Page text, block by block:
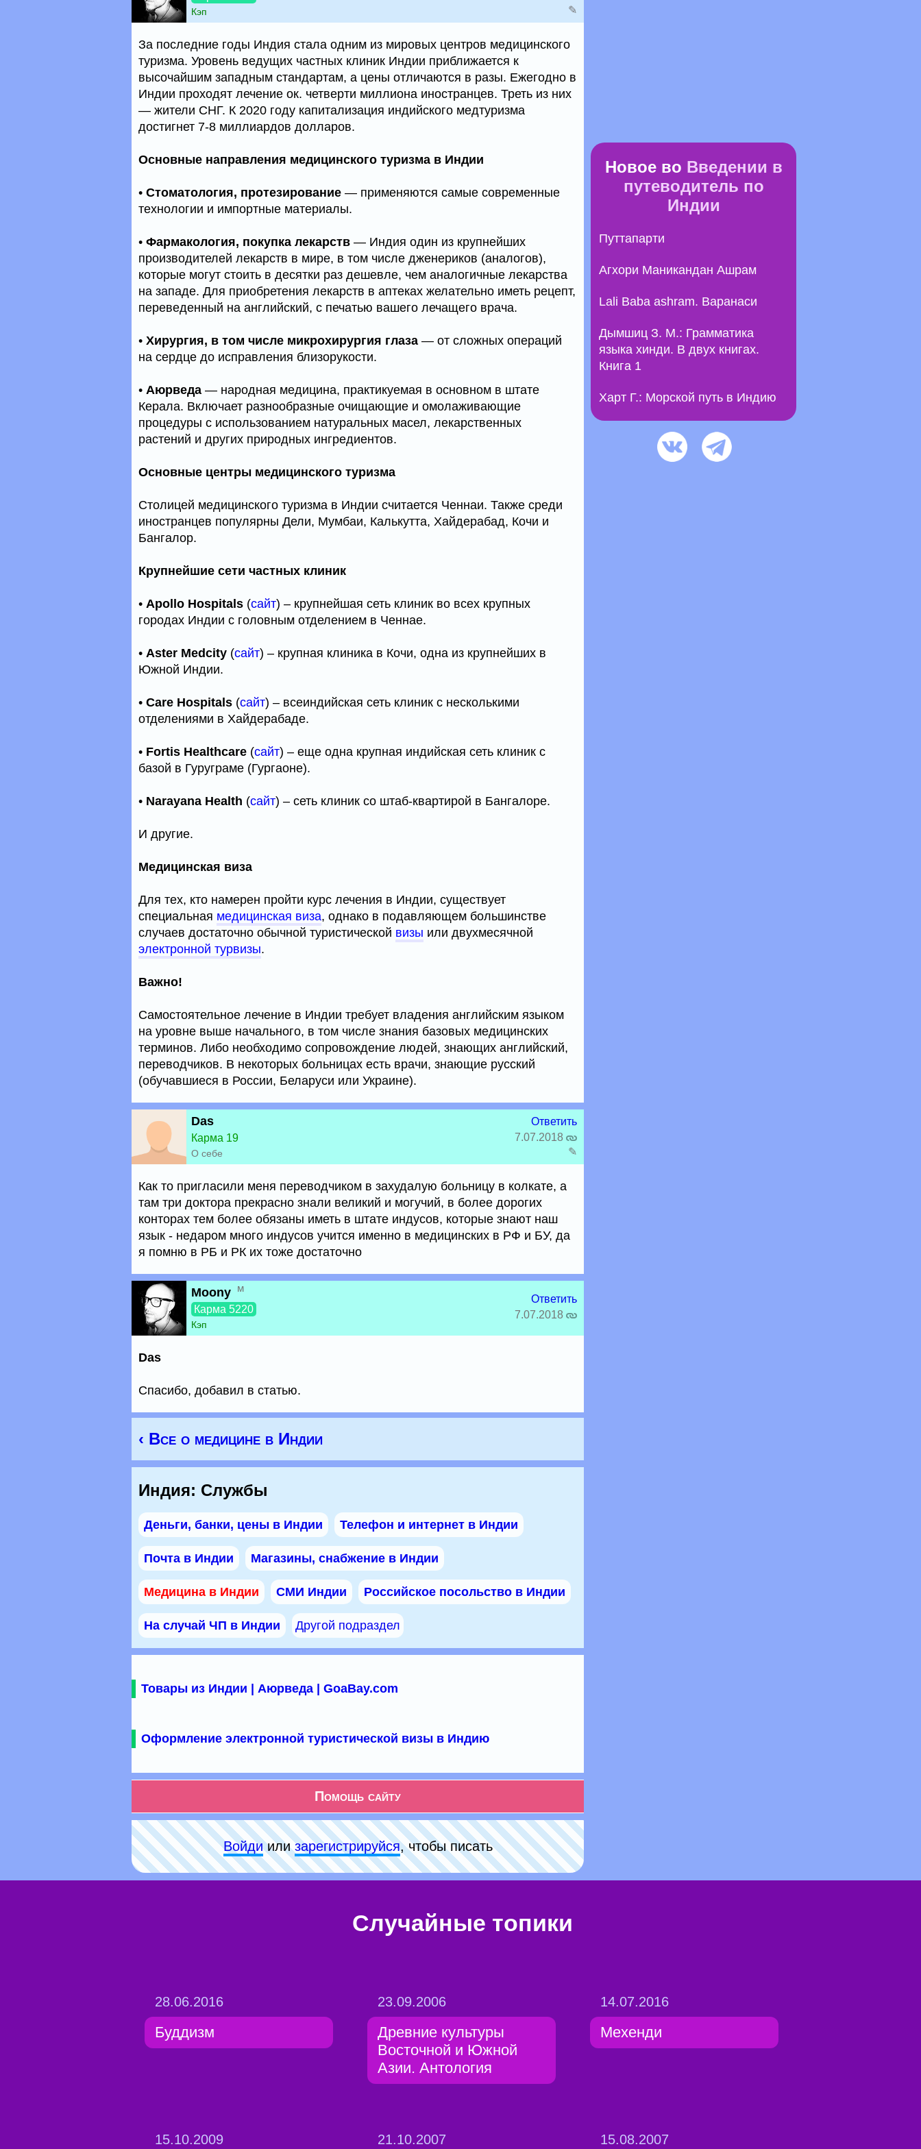
Кэп
✎
За последние годы Индия стала одним из мировых центров медицинского
туризма. Уровень ведущих частных клиник Индии приближается к
высочайшим западным стандартам, а цены отличаются в разы. Ежегодно в
Индии проходят лечение ок. четверти миллиона иностранцев. Треть из них
— жители СНГ. К 2020 году капитализация индийского медтуризма
достигнет 7-8 миллиардов долларов.
Основные направления медицинского туризма в Индии
• Стоматология, протезирование — применяются самые современные
технологии и импортные материалы.
• Фармакология, покупка лекарств — Индия один из крупнейших
производителей лекарств в мире, в том числе дженериков (аналогов),
которые могут стоить в десятки раз дешевле, чем аналогичные лекарства
на западе. Для приобретения лекарств в аптеках желательно иметь рецепт,
переведенный на английский, с печатью вашего лечащего врача.
• Хирургия, в том числе микрохирургия глаза — от сложных операций
на сердце до исправления близорукости.
• Аюрведа — народная медицина, практикуемая в основном в штате
Керала. Включает разнообразные очищающие и омолаживающие
процедуры с использованием натуральных масел, лекарственных
растений и других природных ингредиентов.
Основные центры медицинского туризма
Столицей медицинского туризма в Индии считается Ченнаи. Также среди
иностранцев популярны Дели, Мумбаи, Калькутта, Хайдерабад, Кочи и
Бангалор.
Крупнейшие сети частных клиник
• Apollo Hospitals (сайт) – крупнейшая сеть клиник во всех крупных
городах Индии с головным отделением в Ченнае.
• Aster Medcity (сайт) – крупная клиника в Кочи, одна из крупнейших в
Южной Индии.
• Care Hospitals (сайт) – всеиндийская сеть клиник с несколькими
отделениями в Хайдерабаде.
• Fortis Healthcare (сайт) – еще одна крупная индийская сеть клиник с
базой в Гуруграме (Гургаоне).
• Narayana Health (сайт) – сеть клиник со штаб-квартирой в Бангалоре.
И другие.
Медицинская виза
Для тех, кто намерен пройти курс лечения в Индии, существует
специальная медицинская виза, однако в подавляющем большинстве
случаев достаточно обычной туристической визы или двухмесячной
электронной турвизы.
Важно!
Самостоятельное лечение в Индии требует владения английским языком
на уровне выше начального, в том числе знания базовых медицинских
терминов. Либо необходимо сопровождение людей, знающих английский,
переводчиков. В некоторых больницах есть врачи, знающие русский
(обучавшиеся в России, Беларуси или Украине).
Das
Карма 19
О себе
Ответить
7.07.2018
✎
Как то пригласили меня переводчиком в захудалую больницу в колкате, а
там три доктора прекрасно знали великий и могучий, в более дорогих
конторах тем более обязаны иметь в штате индусов, которые знают наш
язык - недаром много индусов учится именно в медицинских в РФ и БУ, да
я помню в РБ и РК их тоже достаточно
Moony м
Карма 5220
Кэп
Ответить
7.07.2018
Das
Спасибо, добавил в статью.
‹ Все о медицине в Индии
Индия: Службы
Деньги, банки, цены в Индии Телефон и интернет в Индии
Почта в Индии Магазины, снабжение в Индии
Медицина в Индии СМИ Индии Российское посольство в Индии
На случай ЧП в Индии Другой подраздел
Товары из Индии | Аюрведа | GoaBay.com
Оформление электронной туристической визы в Индию
Помощь сайту
Войдиилизарeгиcтpируйся, чтобы писать
Новое во Введении в
путеводитель по
Индии
Путтапарти
Агхори Маникандан Ашрам
Lali Baba ashram. Варанаси
Дымшиц З. М.: Грамматика
языка хинди. В двух книгах.
Книга 1
Харт Г.: Морской путь в Индию
Случайные топики
28.06.2016
Буддизм
23.09.2006
Древние культуры
Восточной и Южной
Азии. Антология
14.07.2016
Мехенди
15.10.2009 21.10.2007 15.08.2007